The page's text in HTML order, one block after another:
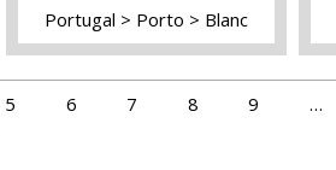
Portugal Porto Blanc
5 6 7 8 9 …